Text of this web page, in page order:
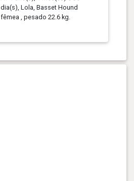
dia(s), Lola, Basset Hound
fêmea , pesado 22.6 kg.